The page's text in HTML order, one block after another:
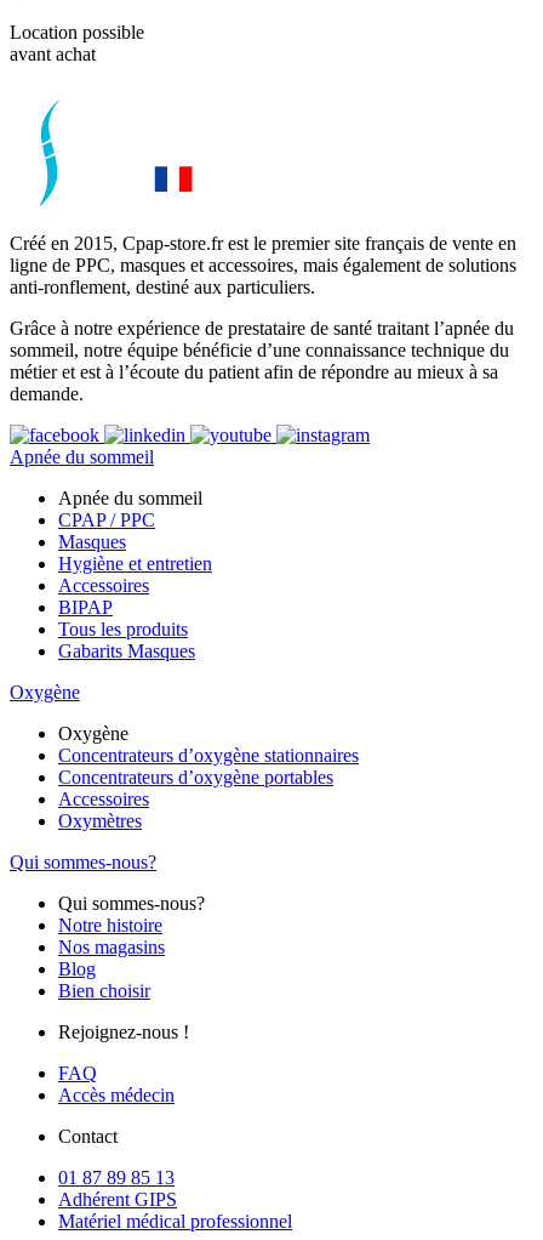
Location possible
avant achat
Créé en 2015, Cpap-store.fr est le premier site français de vente en
ligne de PPC, masques et accessoires, mais également de solutions
anti-ronflement, destiné aux particuliers.
Grâce à notre expérience de prestataire de santé traitant l’apnée du
sommeil, notre équipe bénéficie d’une connaissance technique du
métier et est à l’écoute du patient afin de répondre au mieux à sa
demande.
Apnée du sommeil
Apnée du sommeil
CPAP / PPC
Masques
Hygiène et entretien
Accessoires
BIPAP
Tous les produits
Gabarits Masques
Oxygène
Oxygène
Concentrateurs d’oxygène stationnaires
Concentrateurs d’oxygène portables
Accessoires
Oxymètres
Qui sommes-nous?
Qui sommes-nous?
Notre histoire
Nos magasins
Blog
Bien choisir
Rejoignez-nous !
FAQ
Accès médecin
Contact
01 87 89 85 13
Adhérent GIPS
Matériel médical professionnel